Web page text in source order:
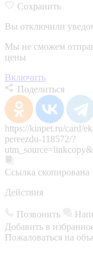
Сохранить
Вы отключили
Мы не сможем
цены
Включить
Поделиться
https://kinpet.ru/card/
pereezdu-118572/?
Ссылка скопирована
Действия
Позвонить
Добавить в
Пожаловаться на